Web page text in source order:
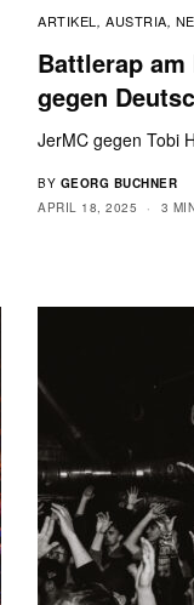
ARTIKEL , AUSTRIA,
Battlerap
gegen
JerMC gegen Tobi
BY GEORG BUCHNER
APRIL 18, 2025
3